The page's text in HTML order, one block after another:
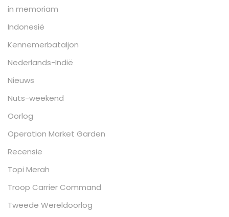
in memoriam
Indonesië
Kennemerbataljon
Nederlands-Indië
Nieuws
Nuts-weekend
Oorlog
Operation Market Garden
Recensie
Topi Merah
Troop Carrier Command
Tweede Wereldoorlog